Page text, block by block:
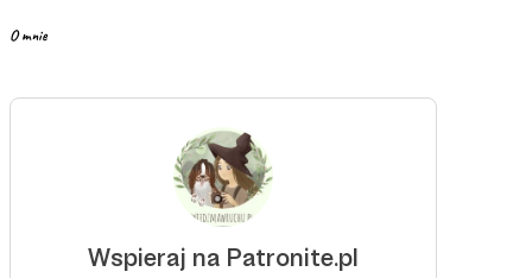
O mnie